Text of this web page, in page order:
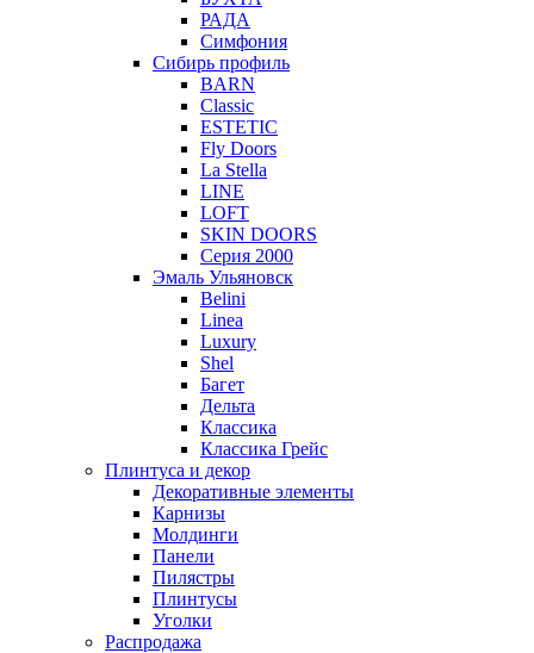
РАДА
Симфония
Сибирь профиль
BARN
Classic
ESTETIC
Fly Doors
La Stella
LINE
LOFT
SKIN DOORS
Серия 2000
Эмаль Ульяновск
Belini
Linea
Luxury
Shel
Багет
Дельта
Классика
Классика Грейс
Плинтуса и декор
Декоративные элементы
Карнизы
Молдинги
Панели
Пилястры
Плинтусы
Уголки
Распродажа